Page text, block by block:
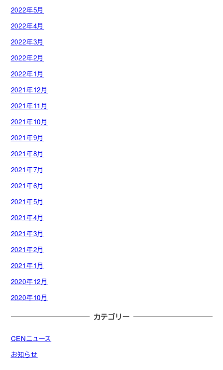
2022年5月
2022年4月
2022年3月
2022年2月
2022年1月
2021年12月
2021年11月
2021年10月
2021年9月
2021年8月
2021年7月
2021年6月
2021年5月
2021年4月
2021年3月
2021年2月
2021年1月
2020年12月
2020年10月
カテゴリー
CENニュース
お知らせ